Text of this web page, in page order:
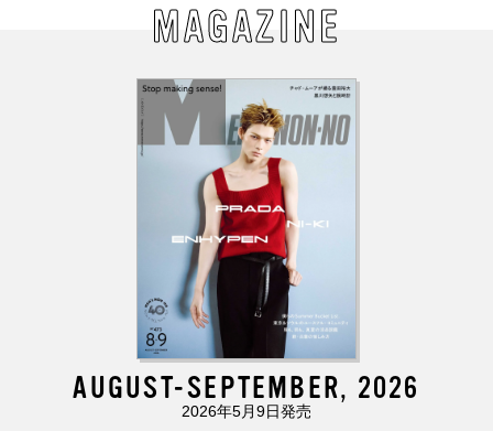
MAGAZINE
AUGUST-SEPTEMBER, 2026
2026年5月9日発売